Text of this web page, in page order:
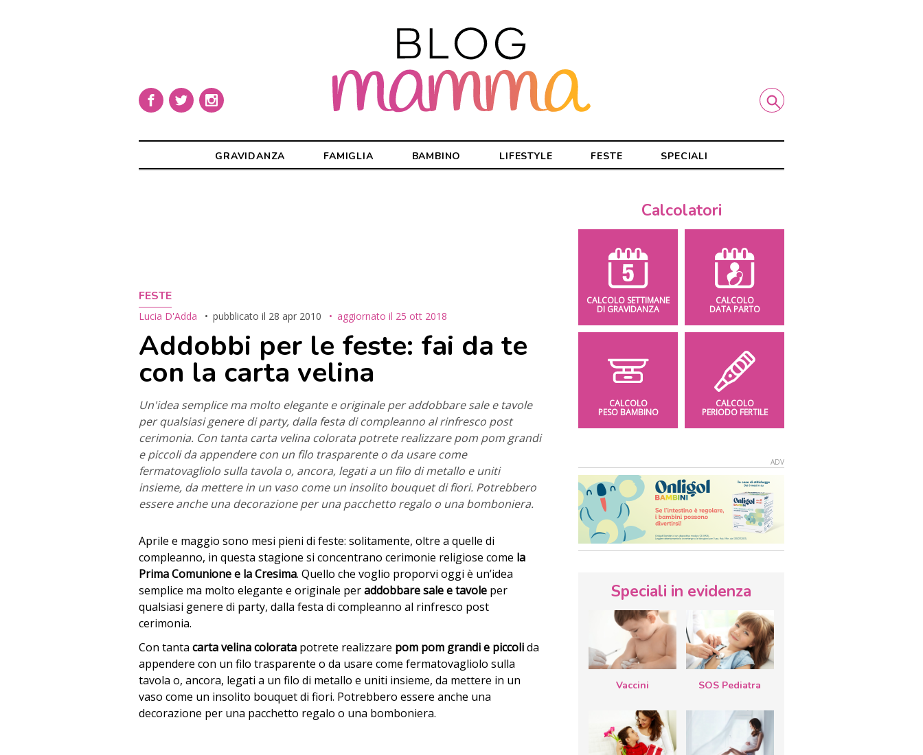
GRAVIDANZA FAMIGLIA BAMBINO LIFESTYLE FESTE SPECIALI
FESTE
Lucia D'Adda pubblicato il 28 apr 2010 aggiornato il 25 ott 2018
Addobbi per le feste: fai da te
con la carta velina
Un'idea semplice ma molto elegante e originale per addobbare sale e tavole
per qualsiasi genere di party, dalla festa di compleanno al rinfresco post
cerimonia. Con tanta carta velina colorata potrete realizzare pom pom grandi
e piccoli da appendere con un filo trasparente o da usare come
fermatovagliolo sulla tavola o, ancora, legati a un filo di metallo e uniti
insieme, da mettere in un vaso come un insolito bouquet di fiori. Potrebbero
essere anche una decorazione per una pacchetto regalo o una bomboniera.
Aprile e maggio sono mesi pieni di feste: solitamente, oltre a quelle di
compleanno, in questa stagione si concentrano cerimonie religiose come la
Prima Comunione e la Cresima. Quello che voglio proporvi oggi è un’idea
semplice ma molto elegante e originale peraddobbare sale e tavole per
qualsiasi genere di party, dalla festa di compleanno al rinfresco post
cerimonia.
Con tanta carta velina colorata potrete realizzare pom pom grandi e piccolida
appendere con un filo trasparente o da usare come fermatovagliolo sulla
tavola o, ancora, legati a un filo di metallo e uniti insieme, da mettere in un
vaso come un insolito bouquet di fiori. Potrebbero essere anche una
decorazione per una pacchetto regalo o una bomboniera.
Calcolatori
CALCOLO SETTIMANE
DI GRAVIDANZA
CALCOLO
DATA PARTO
CALCOLO
PESO BAMBINO
CALCOLO
PERIODO FERTILE
Speciali in evidenza
Vaccini SOS Pediatra